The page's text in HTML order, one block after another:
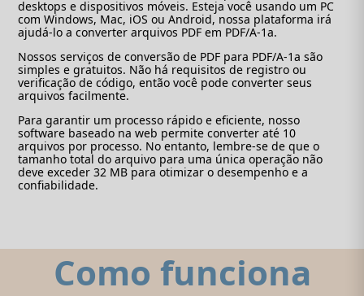
desktops e dispositivos móveis. Esteja você usando um PC
com Windows, Mac, iOS ou Android, nossa plataforma irá
ajudá-lo a converter arquivos PDF em PDF/A-1a.
Nossos serviços de conversão de PDF para PDF/A-1a são
simples e gratuitos. Não há requisitos de registro ou
verificação de código, então você pode converter seus
arquivos facilmente.
Para garantir um processo rápido e eficiente, nosso
software baseado na web permite converter até 10
arquivos por processo. No entanto, lembre-se de que o
tamanho total do arquivo para uma única operação não
deve exceder 32 MB para otimizar o desempenho e a
confiabilidade.
Como funciona